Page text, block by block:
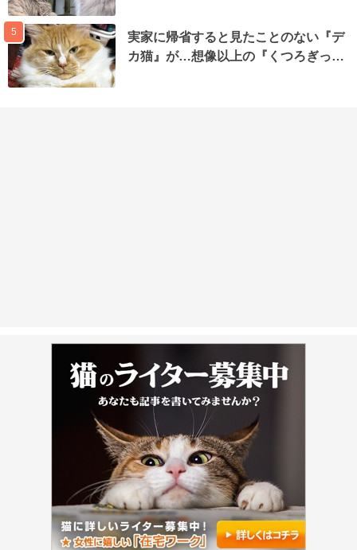
5
実家に帰省すると見たことのない『デ
カ猫』が…想像以上の『くつろぎっ…